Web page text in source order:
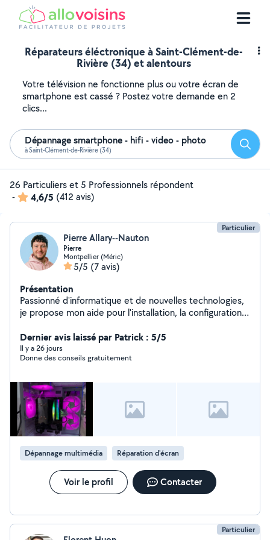
Réparateurs éléctronique à Saint-Clément-de-
Rivière (34) et alentours
Votre télévision ne fonctionne plus ou votre écran de
smartphone est cassé ? Postez votre demande en 2
clics...
Dépannage smartphone - hifi - video - photo
à Saint-Clément-de-Rivière (34)
26 Particuliers et 5 Professionnels répondent
-
4,6/5 (412 avis)
Particulier
Pierre Allary--Nauton
Pierre
Montpellier (Méric)
5/5 (7 avis)
Présentation
Passionné d'informatique et de nouvelles technologies,
je propose mon aide pour l'installation, la configuration
Windows/Mac, smartphones Android/iPhone, tablettes,
imprimantes, box internet, Wi-Fi, TV connectées).
Services : installation et mise en service, transfert de
d'appareils lents, configuration réseau/imprimante, aide
à l'utilisation, réparation spécialisée, conseils
personnalisés etc... Sérieux, patient et pédagogue, je
m'adapte à tous niveaux pour expliquer simplement et
trouver des solutions efficaces. Disponible sur
Montpellier et alentours.
Dernier avis laissé par Patrick : 5/5
Il y a 26 jours
Donne des conseils gratuitement
Dépannage multimédia Réparation d'écran
Voir le profil Contacter
Particulier